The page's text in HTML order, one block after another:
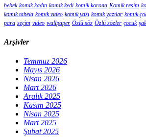
bebek komik kadın komik kedi komik korona Komik resim
komik tabela komik video komik yazı komik yazılar komik
para seçim video wallpaper Özlü söz Özlü sözler çocuk
Arşivler
Temmuz 2026
Mayıs 2026
Nisan 2026
Mart 2026
Aralık 2025
Kasım 2025
Nisan 2025
Mart 2025
Şubat 2025